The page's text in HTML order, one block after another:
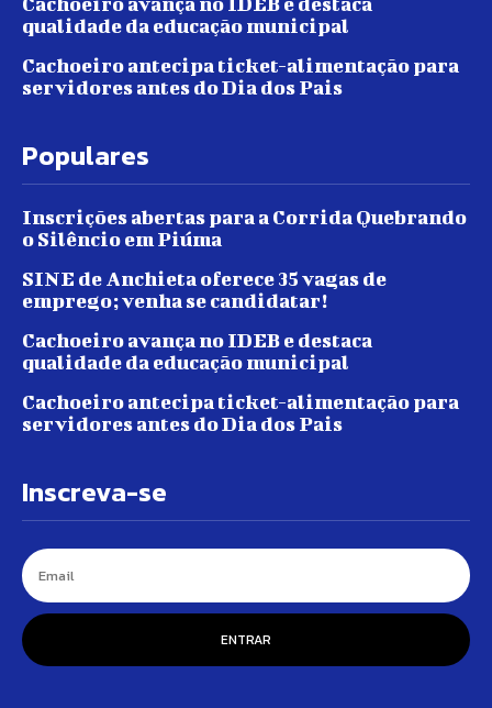
qualidade da educação municipal
Cachoeiro antecipa ticket-alimentação para
servidores antes do Dia dos Pais
Populares
Inscrições abertas para a Corrida Quebrando
o Silêncio em Piúma
SINE de Anchieta oferece 35 vagas de
emprego; venha se candidatar!
Cachoeiro avança no IDEB e destaca
qualidade da educação municipal
Cachoeiro antecipa ticket-alimentação para
servidores antes do Dia dos Pais
Inscreva-se
ENTRAR